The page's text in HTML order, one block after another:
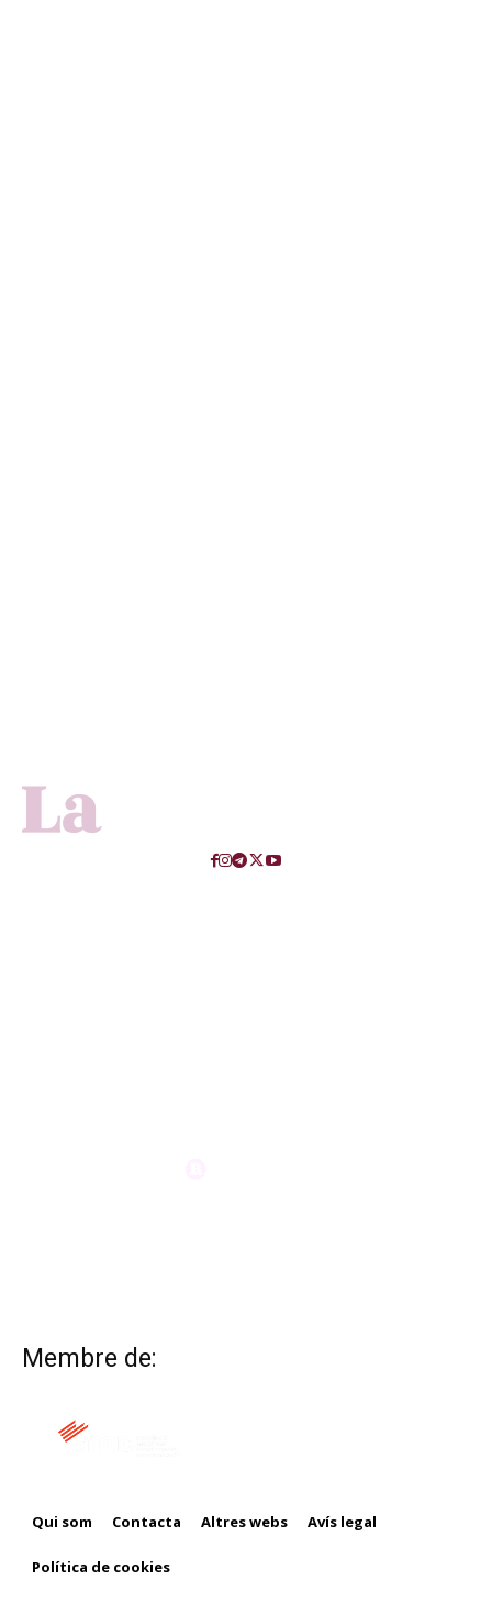
Membre de:
Qui som Contacta Altres webs Avís legal
Política de cookies